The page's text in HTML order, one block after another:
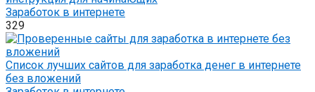
Заработок в интернете
329
Список лучших сайтов для заработка денег в интернете
без вложений